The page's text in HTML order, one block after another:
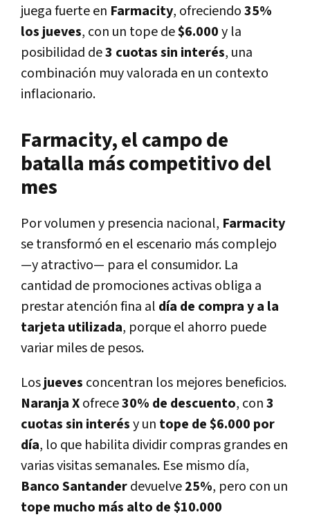
juega fuerte en Farmacity, ofreciendo35%
los jueves, con un tope de$6.000y la
posibilidad de3 cuotas sin interés, una
combinación muy valorada en un contexto
inflacionario.
Farmacity, el campo de
batalla más competitivo del
mes
Por volumen y presencia nacional, Farmacity
se transformó en el escenario más complejo
—y atractivo— para el consumidor. La
cantidad de promociones activas obliga a
prestar atención fina al día de compra y a la
tarjeta utilizada, porque el ahorro puede
variar miles de pesos.
Losjueves concentran los mejores beneficios.
Naranja Xofrece30% de descuento, con3
cuotas sin interésy un tope de $6.000 por
día, lo que habilita dividir compras grandes en
varias visitas semanales. Ese mismo día,
Banco Santanderdevuelve25%, pero con un
tope mucho más alto de $10.000